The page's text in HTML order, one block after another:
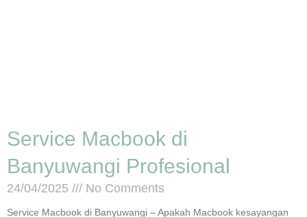
Service Macbook di
Banyuwangi Profesional
24/04/2025 No Comments
Service Macbook di Banyuwangi – Apakah Macbook kesayangan